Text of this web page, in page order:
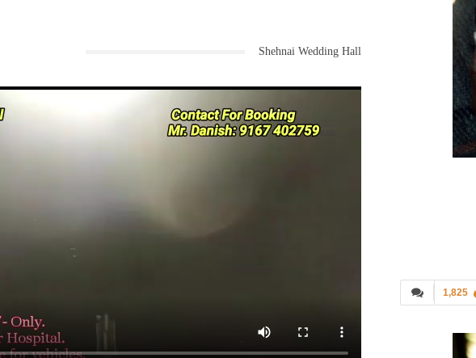
1,825
Shehnai Wedding Hall